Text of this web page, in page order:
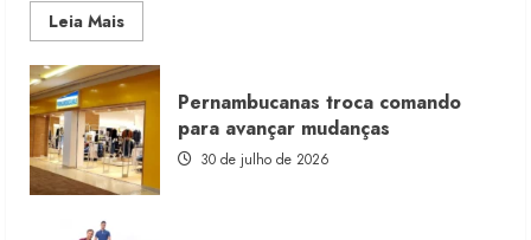
Leia MaisRead
more
Morena
Rosa
lança
franquia
com
estoque
consignado
Pernambucanas troca comando
para avançar mudanças
30 de julho de 2026